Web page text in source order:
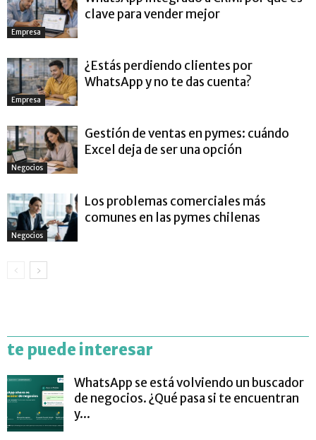
Empresa
clave para vender mejor
Empresa
¿Estás perdiendo clientes por
WhatsApp y no te das cuenta?
Negocios
Gestión de ventas en pymes: cuándo
Excel deja de ser una opción
Negocios
Los problemas comerciales más
comunes en las pymes chilenas
te puede interesar
WhatsApp se está volviendo un buscador
de negocios. ¿Qué pasa si te encuentran
y...